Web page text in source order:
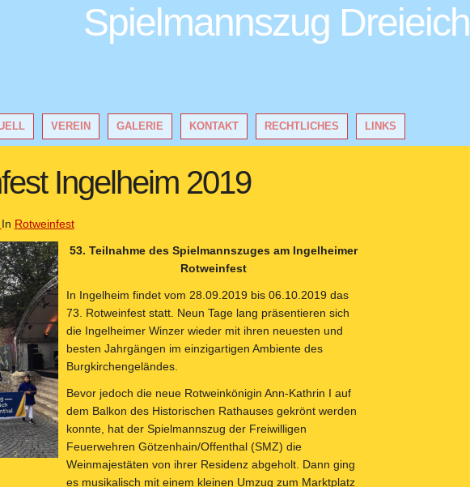
VEREIN GALERIE KONTAKT RECHTLICHES LINKS
Spielmannszug Dreieich
Ingelheim 2019
In Rotweinfest
53. Teilnahme des Spielmannszuges am Ingelheimer
Rotweinfest
In Ingelheim findet vom 28.09.2019 bis 06.10.2019 das
73. Rotweinfest statt. Neun Tage lang präsentieren sich
die Ingelheimer Winzer wieder mit ihren neuesten und
besten Jahrgängen im einzigartigen Ambiente des
Burgkirchengeländes.
Bevor jedoch die neue Rotweinkönigin Ann-Kathrin I auf
dem Balkon des Historischen Rathauses gekrönt werden
konnte, hat der Spielmannszug der Freiwilligen
Feuerwehren Götzenhain/Offenthal (SMZ) die
Weinmajestäten von ihrer Residenz abgeholt. Dann ging
es musikalisch mit einem kleinen Umzug zum Marktplatz